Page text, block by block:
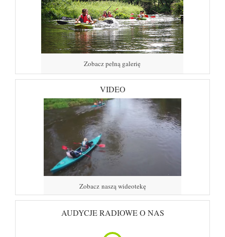
Zobacz pełną galerię
VIDEO
Zobacz naszą wideotekę
AUDYCJE RADIOWE O NAS